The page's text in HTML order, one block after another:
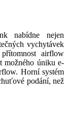
nabídne nejen
vychytávek
airflow
možného úniku e-
Horní systém
podání, než